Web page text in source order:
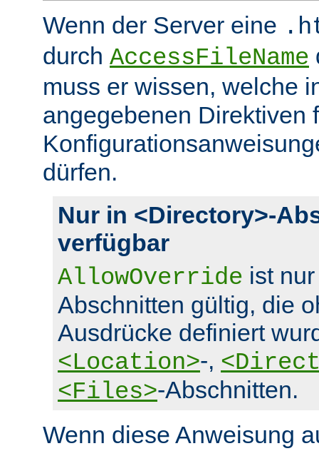
Wenn der Server eine
durch AccessFileName
muss er wissen, welche
angegebenen Direktiven
dürfen.
Nur in <Directory>-
verfügbar
AllowOverride ist
Abschnitten gültig, die
Ausdrücke definiert
<Location>-,
<Files>-Abschnitten.
Wenn diese Anweisung